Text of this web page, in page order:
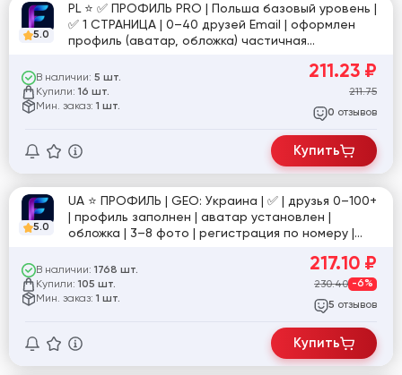
5.0
PL ⭐️ ✅ ПРОФИЛЬ PRO | Польша базовый уровень |
✅ 1 СТРАНИЦА | 0–40 друзей Email | оформлен
профиль (аватар, обложка) частичная
В наличии: 5 шт.
Купили: 16 шт.
Мин. заказ: 1 шт.
211.23 ₽
211.75
0 отзывов
Купить
5.0
UA ⭐️ ПРОФИЛЬ | GEO: Украина | ✅ | друзья 0–100+
| профиль заполнен | аватар установлен |
обложка | 3–8 фото | регистрация по номеру |
фото для подтверждения в комплекте | №sup/
тра
В наличии: 1768 шт.
Купили: 105 шт.
Мин. заказ: 1 шт.
217.10 ₽
230.40 -6%
5 отзывов
Купить